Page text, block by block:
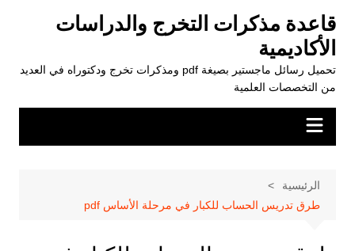
المحتوى
قاعدة مذكرات التخرج والدراسات
الأكاديمية
تحميل رسائل ماجستير بصيغة pdf ومذكرات تخرج ودكتوراه في العديد
من التخصصات العلمية
الرئيسية
طرق تدريس الحساب للكبار في مرحلة الأساس pdf